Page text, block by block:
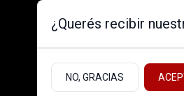
¿Querés recibir
NO, GRACIAS